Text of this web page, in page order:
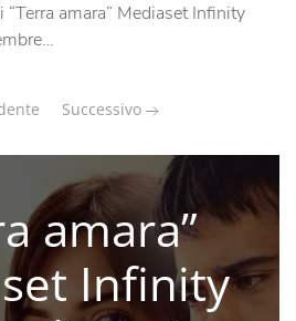
amara” Mediaset Infinity
Successivo
amara”
Infinity